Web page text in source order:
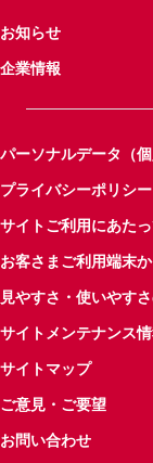
お知らせ
企業情報
パーソナルデータ（
プライバシーポリシー
サイトご利用にあた
お客さまご利用端末
見やすさ・使いやす
サイトメンテナンス
サイトマップ
ご意見・ご要望
お問い合わせ